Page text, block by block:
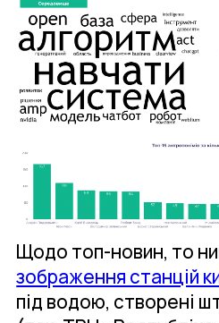
Щодо топ-новин, то
зображення станцій
під водою, створені